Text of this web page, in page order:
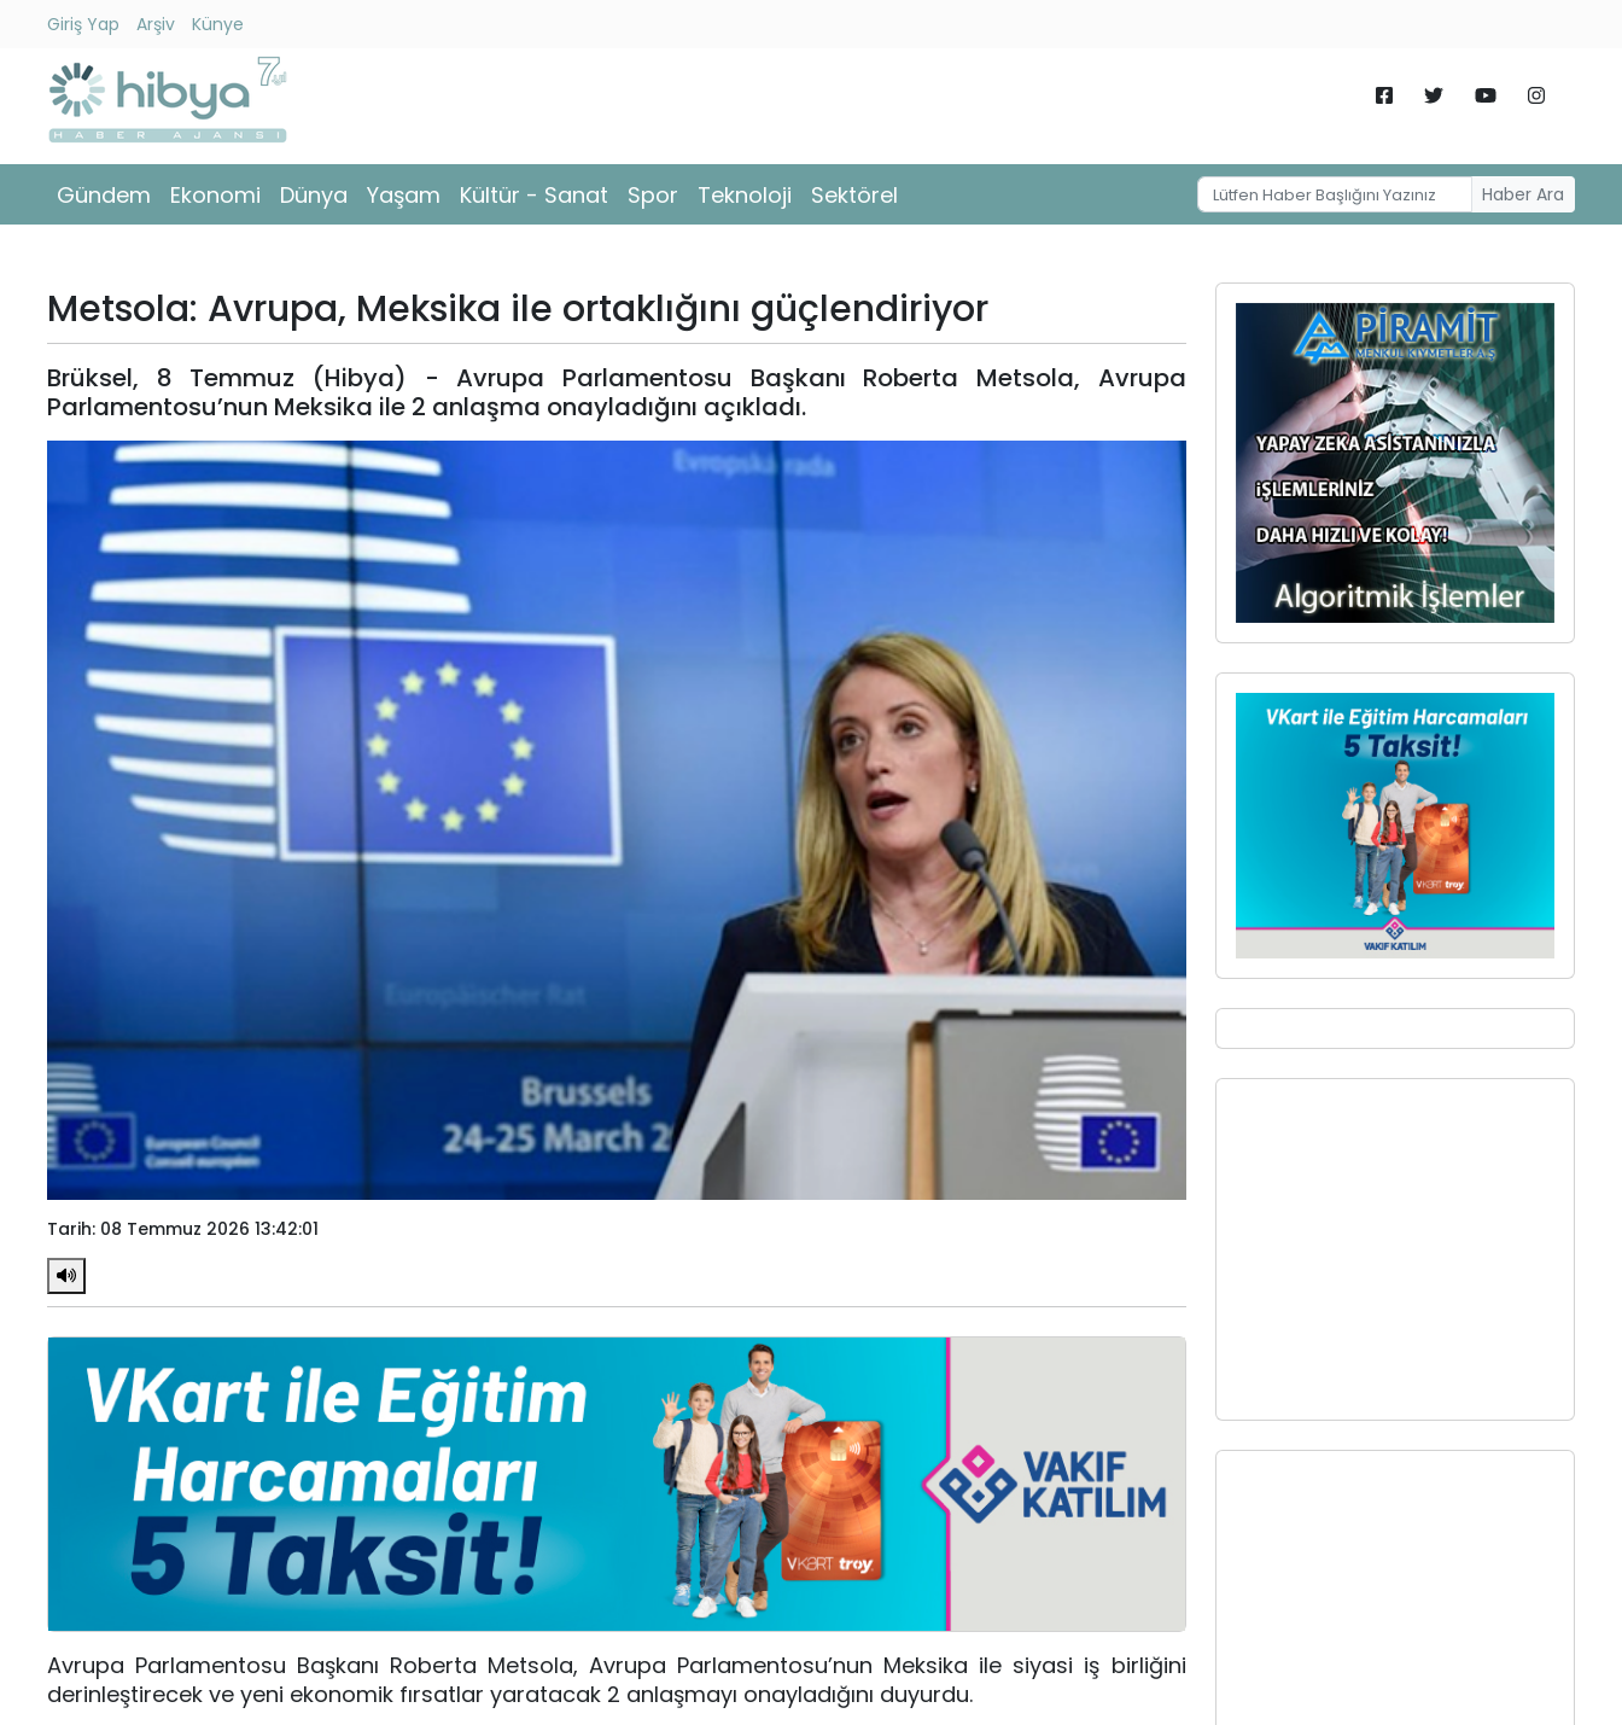
Giriş Yap Arşiv Künye
Gündem Ekonomi Dünya Yaşam Kültür - Sanat Spor Teknoloji Sektörel Haber Ara
Gündem
Ekonomi
Yaşam
Kültür
Sanat
Teknoloji
Sektörel
Metsola: Avrupa, Meksika ile ortaklığını güçlendiriyor
Brüksel, 8 Temmuz (Hibya) - Avrupa Parlamentosu Başkanı Roberta Metsola, Avrupa
Parlamentosu’nun Meksika ile 2 anlaşma onayladığını açıkladı.
Tarih: 08 Temmuz 2026 13:42:01
Avrupa Parlamentosu Başkanı Roberta Metsola, Avrupa Parlamentosu’nun Meksika ile siyasi iş birliğini
derinleştirecek ve yeni ekonomik fırsatlar yaratacak 2 anlaşmayı onayladığını duyurdu.